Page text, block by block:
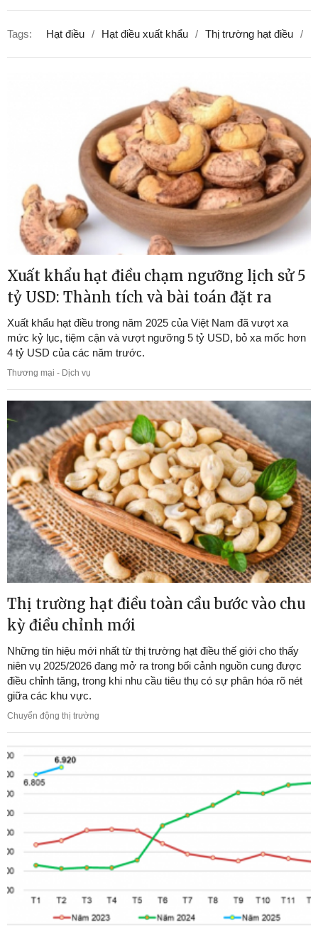
Tags: Hạt điều Hạt điều xuất khẩu Thị trường hạt điều
Xuất khẩu hạt điều chạm ngưỡng lịch sử 5
tỷ USD: Thành tích và bài toán đặt ra
Xuất khẩu hạt điều trong năm 2025 của Việt Nam đã vượt xa
mức kỷ lục, tiệm cận và vượt ngưỡng 5 tỷ USD, bỏ xa mốc hơn
4 tỷ USD của các năm trước.
Thương mại - Dịch vụ
Thị trường hạt điều toàn cầu bước vào chu
kỳ điều chỉnh mới
Những tín hiệu mới nhất từ thị trường hạt điều thế giới cho thấy
niên vụ 2025/2026 đang mở ra trong bối cảnh nguồn cung được
điều chỉnh tăng, trong khi nhu cầu tiêu thụ có sự phân hóa rõ nét
giữa các khu vực.
Chuyển động thị trường